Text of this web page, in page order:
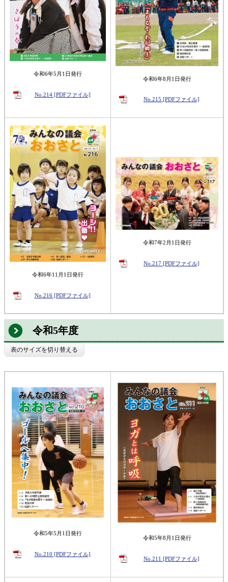
令和6年5月1日発行
No.214 [PDFファイル]
令和6年8月1日発行
No.215 [PDFファイル]
令和6年11月1日発行
No.216 [PDFファイル]
令和7年2月1日発行
No.217 [PDFファイル]
令和5年度
表のサイズを切り替える
令和5年5月1日発行
No.210 [PDFファイル]
令和5年8月1日発行
No.211 [PDFファイル]